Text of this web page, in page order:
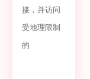
接，并访问
受地理限制
的